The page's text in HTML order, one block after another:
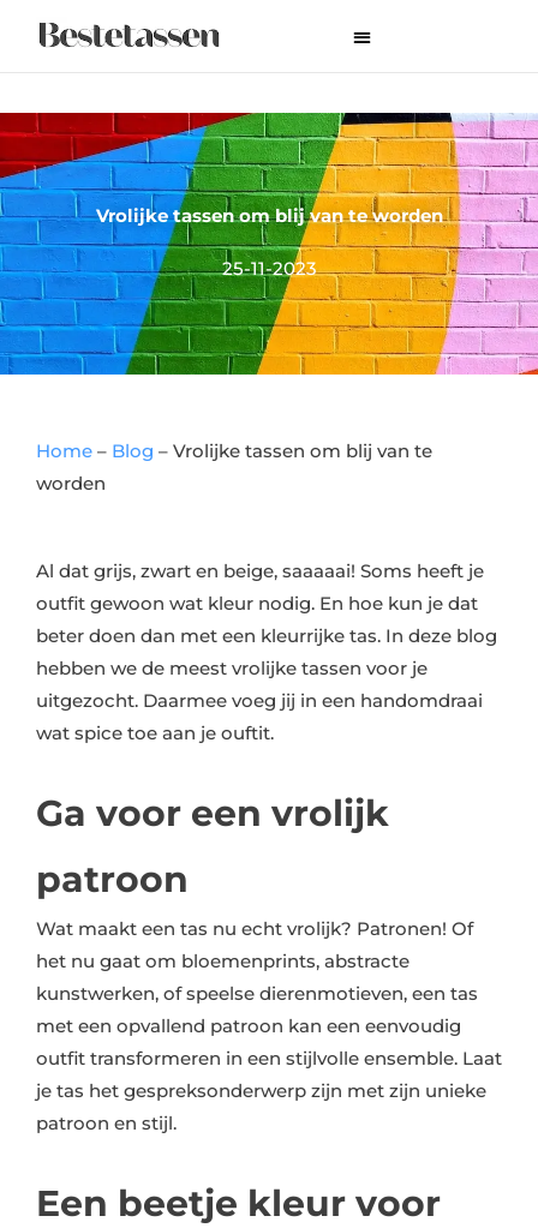
de
inhoud
Vrolijke tassen om blij van te worden
25-11-2023
Home – Blog – Vrolijke tassen om blij van te
worden
Al dat grijs, zwart en beige, saaaaai! Soms heeft je
outfit gewoon wat kleur nodig. En hoe kun je dat
beter doen dan met een kleurrijke tas. In deze blog
hebben we de meest vrolijke tassen voor je
uitgezocht. Daarmee voeg jij in een handomdraai
wat spice toe aan je ouftit.
Ga voor een vrolijk
patroon
Wat maakt een tas nu echt vrolijk? Patronen! Of
het nu gaat om bloemenprints, abstracte
kunstwerken, of speelse dierenmotieven, een tas
met een opvallend patroon kan een eenvoudig
outfit transformeren in een stijlvolle ensemble. Laat
je tas het gespreksonderwerp zijn met zijn unieke
patroon en stijl.
Een beetje kleur voor